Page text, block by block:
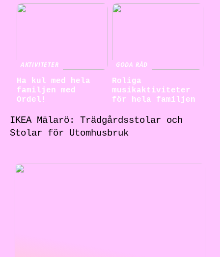
AKTIVITETER
Ha kul med hela
familjen med
Ordel!
GODA RÅD
Roliga
musikaktiviteter
för hela familjen
IKEA Mälarö: Trädgårdsstolar och
Stolar för Utomhusbruk